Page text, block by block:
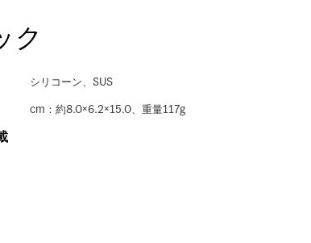
ク
シリコーン、SUS
cm：約8.0×6.2×15.0、重量117g